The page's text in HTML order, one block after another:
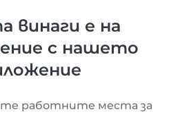
винаги е на
с нашето
работните места за